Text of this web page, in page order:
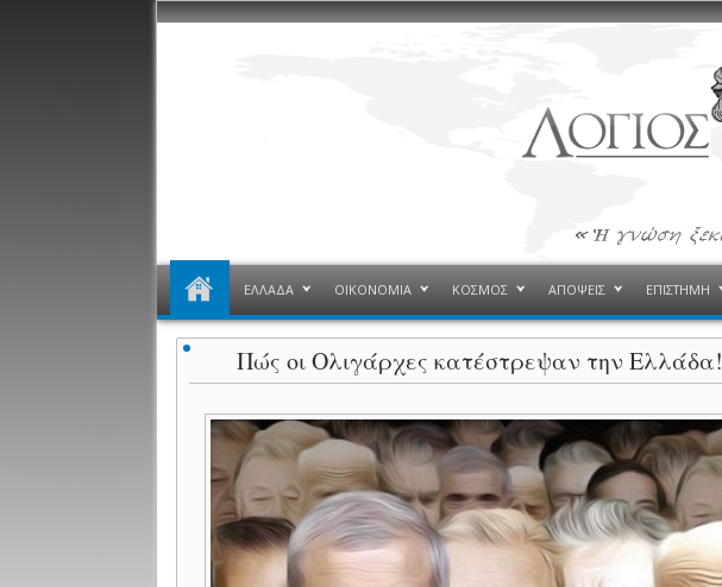
ΕΛΛΑΔΑ ΟΙΚΟΝΟΜΙΑ ΚΟΣΜΟΣ ΑΠΟΨΕΙΣ ΕΠΙΣΤΗΜΗ
Πώς οι Ολιγάρχες κατέστρεψαν την Ελλάδα!